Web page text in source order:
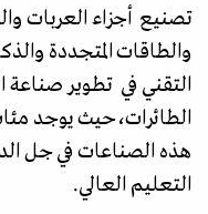
تصنيع أجزاء العربات
والطاقات المتجددة
التقني في تطوير صناعة
الطائرات،حيث يوجد مئات
هذه الصناعات في جل
التعليم العالي.